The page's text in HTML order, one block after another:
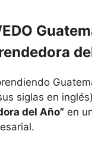
siglas en
del Año” en